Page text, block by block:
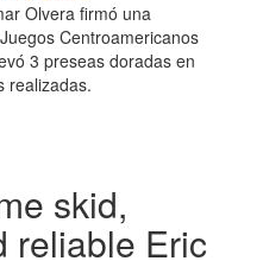
Olvera firmó una
Centroamericanos
3 preseas doradas en
realizadas.
skid,
reliable Eric